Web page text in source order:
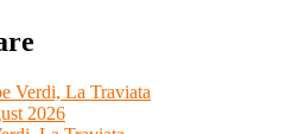
Verdi, La Traviata
2026